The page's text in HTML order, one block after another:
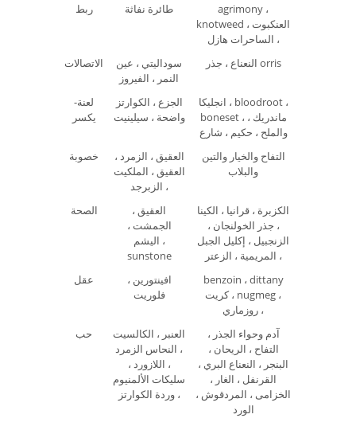
ربط طائرة نفاثة
agrimony ،
knotweed ، العنكبوت
، الساحرات هازل
الاتصالات
سوداليتي ، عين
النمر ، الفيروز
النعناع ، جذر orris
لعنة-
يكسر
الجزع ، الكوارتز
واضحة ، سيلينيت
انجليكا ، bloodroot ،
boneset ، ماندريك ،
والملح ، حكيم ، شارع
خصوبة
العقيق ، الزمرد ،
العقيق ، الملكيت
، الزبرجد
التفاح والخيار والتين
والبلاب
الصحة
العقيق ،
الجمشت ،
اليشم ،
sunstone
الكزبرة ، قرانيا ، الكينا
، جذر الخولنجان ،
الزنجبيل ، إكليل الجبل
، المريمية ، الزعتر
عقل
افينتورين ،
فلوريت
benzoin ، dittany
كريت ، nugmeg ،
روزماري ،
حب
العنبر ، الكالسيت
، النحاس الزمرد
، اللازورد ،
سليكات الألمنيوم
، وردة الكوارتز
آدم وحواء الجذر ،
التفاح ، الريحان ،
البنجر ، النعناع البري ،
القرنفل ، الغار ،
الخزامى ، المردقوش ،
الورد